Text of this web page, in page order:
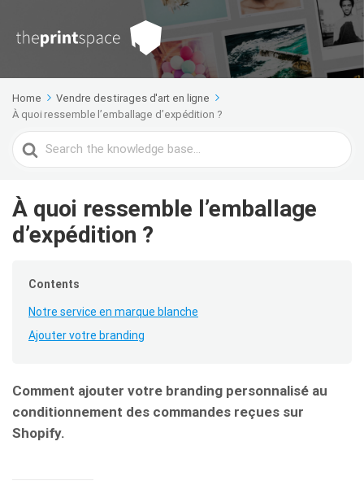
Home
Vendre des tirages d'art en ligne
À quoi ressemble l’emballage d’expédition ?
Search
For
À quoi ressemble l’emballage
d’expédition ?
Contents
Notre service en marque blanche
Ajouter votre branding
Comment ajouter votre branding personnalisé au
conditionnement des commandes reçues sur
Shopify.